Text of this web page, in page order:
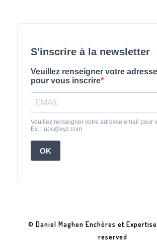
© Daniel Maghen Enchères et
reserved